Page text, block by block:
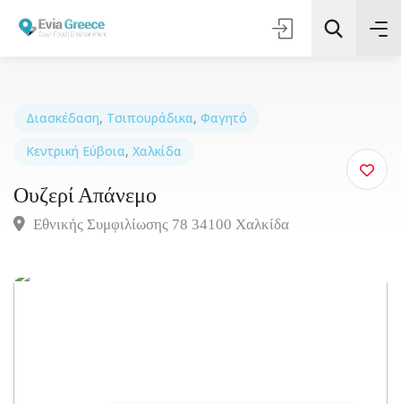
Τοποθεσία
Όλες οι Κατηγορίες
Διασκέδαση, Τσιπουράδικα, Φαγητό
Κεντρική Εύβοια, Χαλκίδα
Ουζερί Απάνεμο
Εθνικής Συμφιλίωσης 78 34100 Χαλκίδα